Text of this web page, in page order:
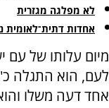
לא מפלגה מגזרית
אחדות דתית־לאומית
מיום עלותו של עם
לעם, הוא התגלה
אחד דעה משלו